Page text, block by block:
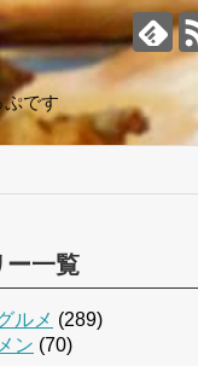
ぷです
ー一覧
ルメ (289)
ン (70)